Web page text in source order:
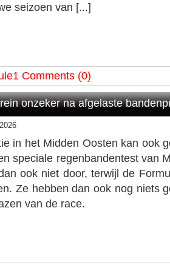
seizoen van [...]
Comments (0)
onzeker na afgelaste
in het Midden Oosten kan ook
speciale regenbandentest van
ook niet door, terwijl de
Ze hebben dan ook nog niets
van de race.